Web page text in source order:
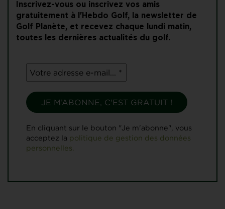
Inscrivez-vous ou inscrivez vos amis
gratuitement à l'Hebdo Golf, la newsletter de
Golf Planète, et recevez chaque lundi matin,
toutes les dernières actualités du golf.
En cliquant sur le bouton "Je m'abonne", vous
acceptez la politique de gestion des données
personnelles.